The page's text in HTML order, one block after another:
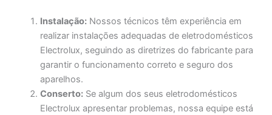
Instalação: Nossos técnicos têm experiência em
realizar instalações adequadas de eletrodomésticos
Electrolux, seguindo as diretrizes do fabricante para
garantir o funcionamento correto e seguro dos
aparelhos.
Conserto: Se algum dos seus eletrodomésticos
Electrolux apresentar problemas, nossa equipe está